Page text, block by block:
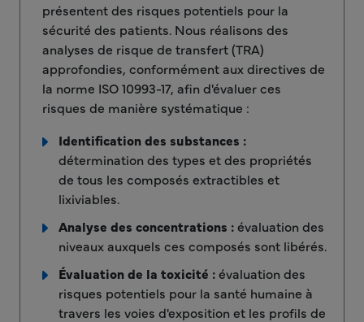
présentent des risques potentiels pour la
sécurité des patients. Nous réalisons des
analyses de risque de transfert (TRA)
approfondies, conformément aux directives de
la norme ISO 10993-17, afin d'évaluer ces
risques de manière systématique :
Identification des substances :
détermination des types et des propriétés
de tous les composés extractibles et
lixiviables.
Analyse des concentrations :évaluation des
niveaux auxquels ces composés sont libérés.
Évaluation de la toxicité :évaluation des
risques potentiels pour la santé humaine à
travers les voies d'exposition et les profils de